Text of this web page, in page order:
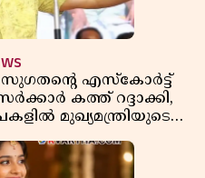
എസ്‌കോർട്ട്
കത്ത് റദ്ദാക്കി,
മുഖ്യമന്ത്രിയുടെ